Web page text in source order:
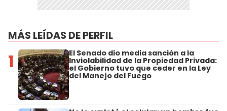
MÁS LEÍDAS DE PERFIL
1 El Senado dio media sanción a la
Inviolabilidad de la Propiedad Privada:
el Gobierno tuvo que ceder en la Ley
del Manejo del Fuego